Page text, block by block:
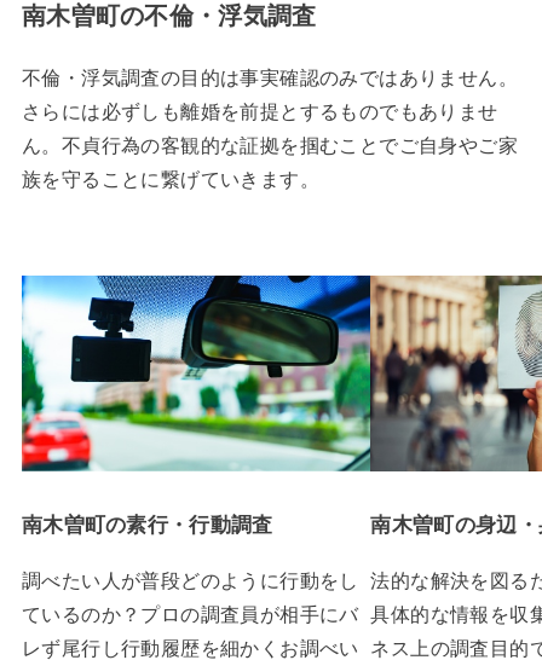
南木曽町の不倫・浮気調査
不倫・浮気調査の目的は事実確認のみではありません。
さらには必ずしも離婚を前提とするものでもありませ
ん。不貞行為の客観的な証拠を掴むことでご自身やご家
族を守ることに繋げていきます。
南木曽町の素行・行動調査
調べたい人が普段どのように行動をし
ているのか？プロの調査員が相手にバ
レず尾行し行動履歴を細かくお調べい
南木曽町の身辺
法的な解決を図る
具体的な情報を収
ネス上の調査目的